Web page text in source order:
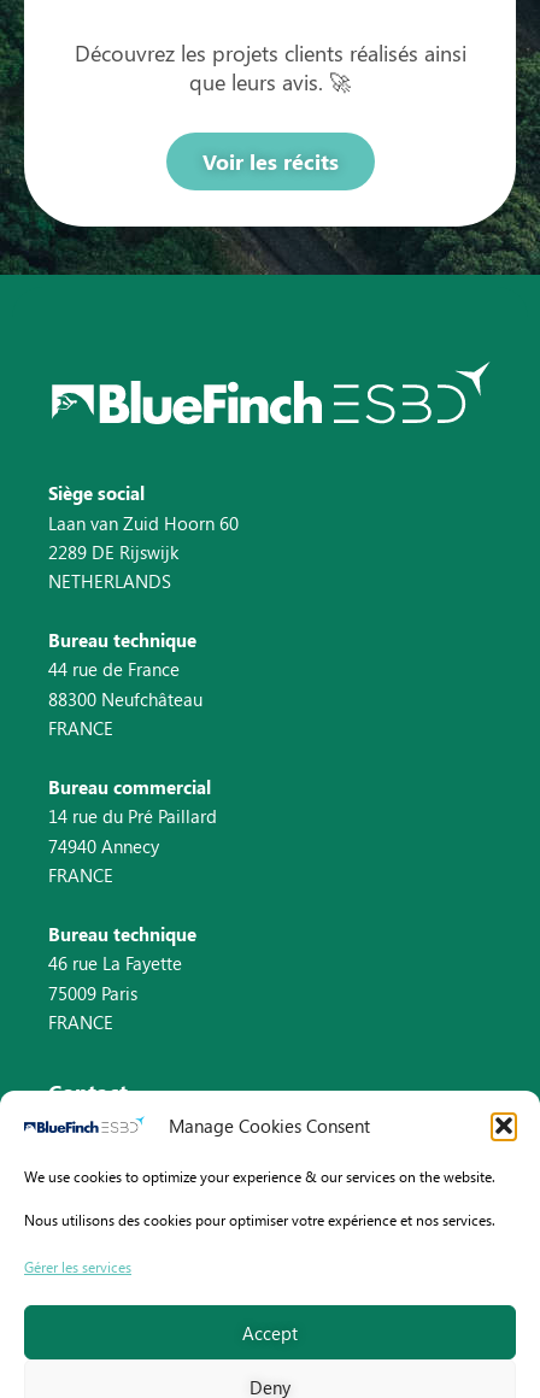
Manage Cookies Consent
We use cookies to optimize your experience & our services on the website.
Nous utilisons des cookies pour optimiser votre expérience et nos services.
Gérer les services
Accept
Deny
Découvrez les projets clients réalisés ainsi
que leurs avis. 🚀
Voir les récits
Siège social
Laan van Zuid Hoorn 60
2289 DE Rijswijk
NETHERLANDS
Bureau technique
44 rue de France
88300 Neufchâteau
FRANCE
Bureau commercial
14 rue du Pré Paillard
74940 Annecy
FRANCE
Bureau technique
46 rue La Fayette
75009 Paris
FRANCE
Contact
Email : info@bluefinch-esbd.com
Pays-Bas : +31 (0)8 82 58 33 46
France : +33 (0)9 70 75 61 13